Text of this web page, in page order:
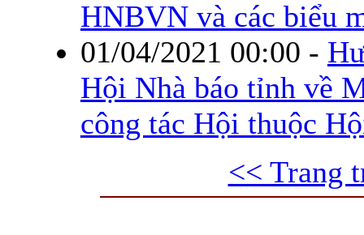
HNBVN và các biểu
01/04/2021 00:00 -
Hội Nhà báo tỉnh về
công tác Hội thuộc
<< Trang